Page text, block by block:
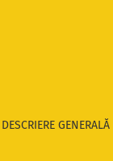
a proverbelor
DESCRIERE GENERALĂ
current language is: